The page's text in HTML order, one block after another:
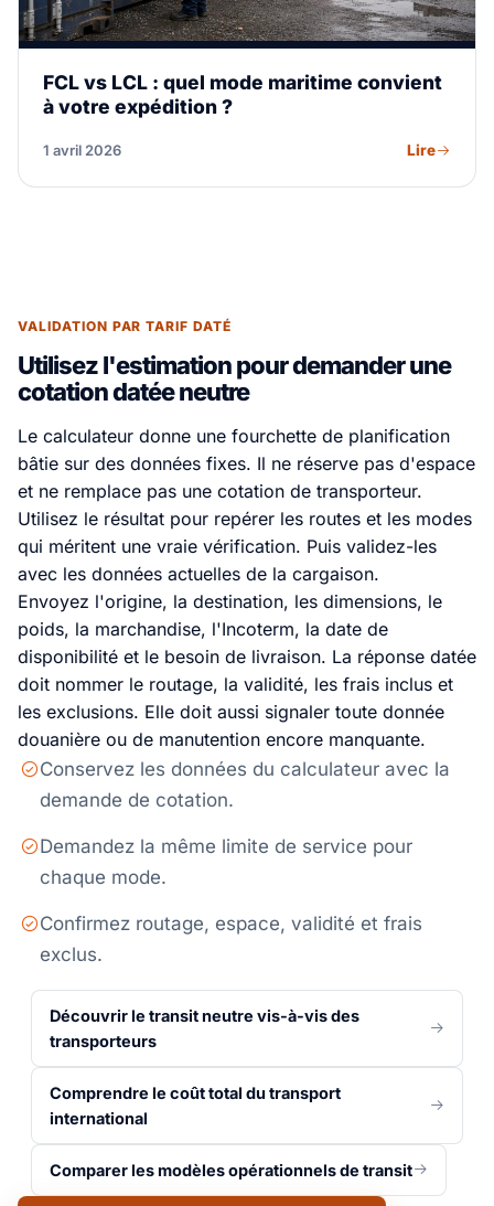
FCL vs LCL : quel mode maritime convient
à votre expédition ?
1 avril 2026 Lire
VALIDATION PAR TARIF DATÉ
Utilisez l'estimation pour demander une
cotation datée neutre
Le calculateur donne une fourchette de planification
bâtie sur des données fixes. Il ne réserve pas d'espace
et ne remplace pas une cotation de transporteur.
Utilisez le résultat pour repérer les routes et les modes
qui méritent une vraie vérification. Puis validez-les
avec les données actuelles de la cargaison.
Envoyez l'origine, la destination, les dimensions, le
poids, la marchandise, l'Incoterm, la date de
disponibilité et le besoin de livraison. La réponse datée
doit nommer le routage, la validité, les frais inclus et
les exclusions. Elle doit aussi signaler toute donnée
douanière ou de manutention encore manquante.
Conservez les données du calculateur avec la
demande de cotation.
Demandez la même limite de service pour
chaque mode.
Confirmez routage, espace, validité et frais
exclus.
Découvrir le transit neutre vis-à-vis des
transporteurs
Comprendre le coût total du transport
international
Comparer les modèles opérationnels de transit